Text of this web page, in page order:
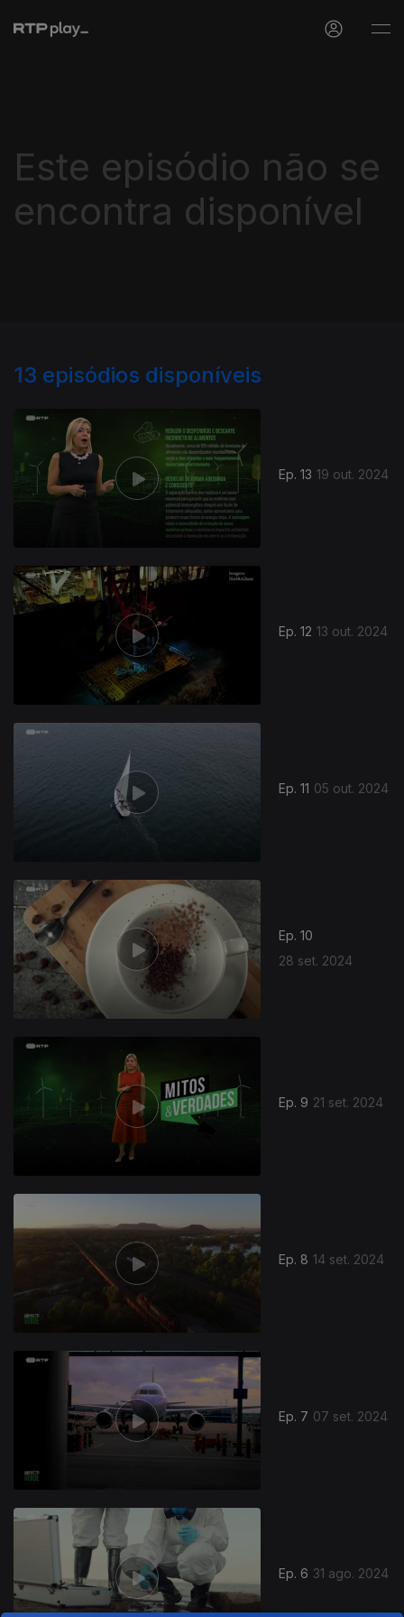
Este episódio não se
encontra disponível
13 episódios disponíveis
Ep. 13 19 out. 2024
Ep. 12 13 out. 2024
Ep. 11 05 out. 2024
Ep. 10
28 set. 2024
Ep. 9 21 set. 2024
Ep. 8 14 set. 2024
Ep. 7 07 set. 2024
Ep. 6 31 ago. 2024